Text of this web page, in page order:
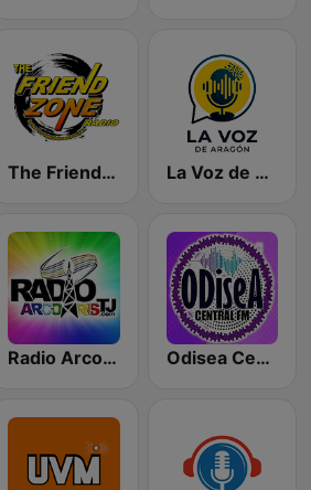
The Friend Zone Radio La Voz de Aragón
Radio Arco Iris Tj Odisea Central 104.7 FM